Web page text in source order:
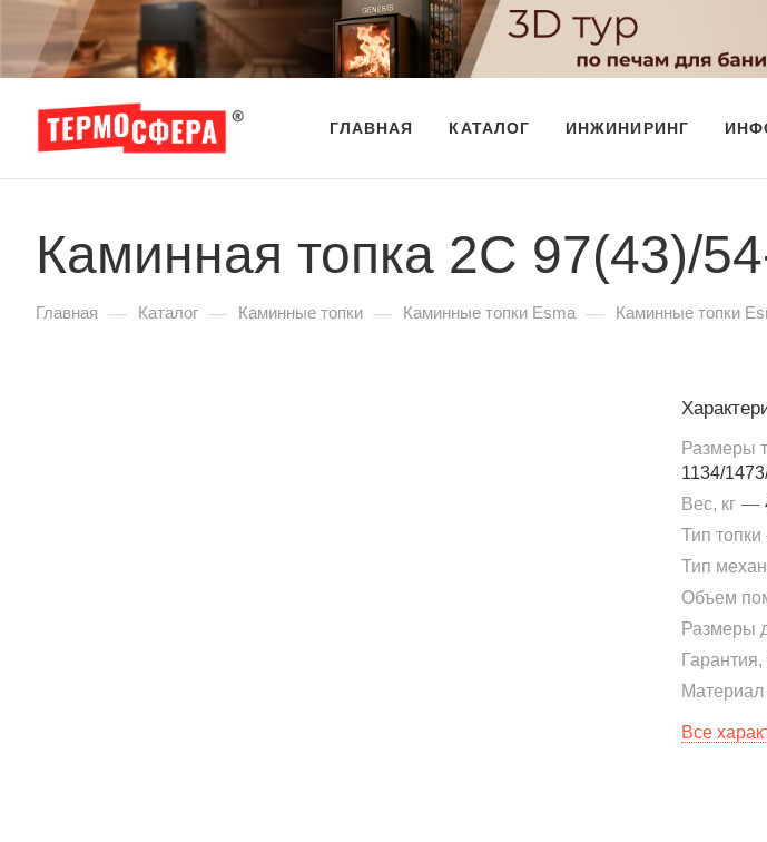
ГЛАВНАЯ КАТАЛОГ ИНЖИНИРИНГ
Каминная топка 2С 97(43)/
Главная — Каталог — Каминные топки — Каминные топки Esma — Каминные топки
Размеры
1134/
Вес, кг —
Тип топки
Тип
Объем
Размеры
Гарантия,
Материал
Все